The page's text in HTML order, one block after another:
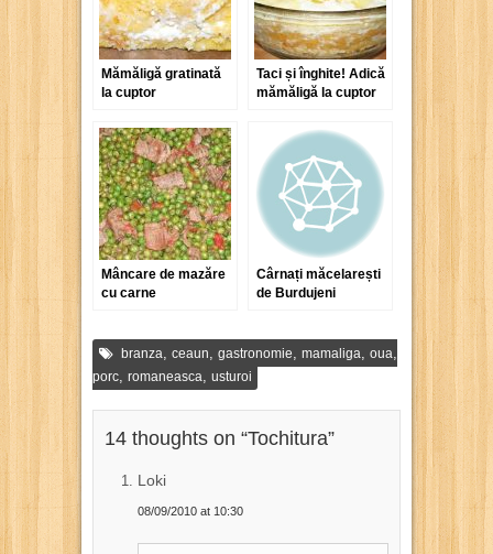
Mămăligă gratinată
la cuptor
Taci și înghite! Adică
mămăligă la cuptor
Mâncare de mazăre
cu carne
Cârnați măcelarești
de Burdujeni
branza, ceaun, gastronomie, mamaliga, oua,
porc, romaneasca, usturoi
14 thoughts on “Tochitura”
Loki
08/09/2010 at 10:30